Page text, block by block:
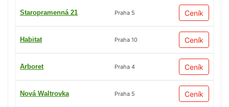
Staropramenná 21 Praha 5 Ceník
Habitat Praha 10 Ceník
Arboret Praha 4 Ceník
Nová Waltrovka Praha 5 Ceník